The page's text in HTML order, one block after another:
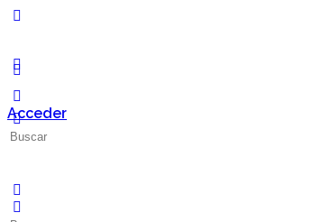
Acceder